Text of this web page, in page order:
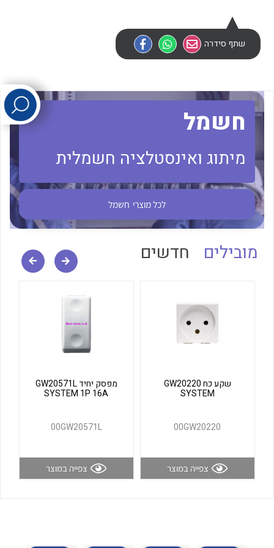
לכל מוצרי היצרן
לכל מוצרי היצרן לכל מוצרי היצרן
לכל מוצרי היצרן לכל מוצרי היצרן
שתף סידרה
חשמל
מיתוג ואינסטלציה חשמלית
לכל מוצרי חשמל
מובילים חדשים
שקע כח GW20220
SYSTEM
00GW20220
צפייה במוצר
מפסק יחיד GW20571L
SYSTEM 1P 16A
00GW20571L
צפייה במוצר